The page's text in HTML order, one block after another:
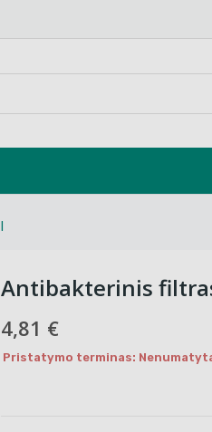
Antibakterinis filtras
4,81 €
Pristatymo terminas: